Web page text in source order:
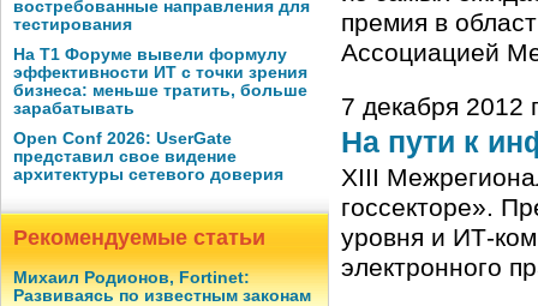
востребованные направления для
тестирования
На Т1 Форуме вывели формулу
эффективности ИТ с точки зрения
бизнеса: меньше тратить, больше
зарабатывать
Open Conf 2026: UserGate
представил свое видение
архитектуры сетевого доверия
Рекомендуемые статьи
Михаил Родионов, Fortinet:
Развиваясь по известным законам
премия в
Ассоциацией
7 декабря 2012
На пути к
XIII
госсекторе».
уровня и ИТ-
электронного